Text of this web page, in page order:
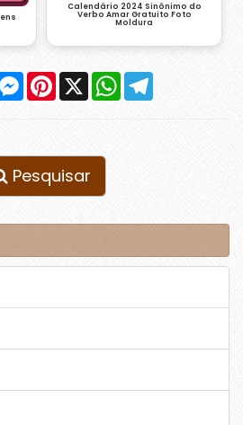
Calendário 2024 Sinônimo do
Verbo Amar Gratuito Foto
Moldura
Messenger
Pinterest
X WhatsApp
Pesquisar